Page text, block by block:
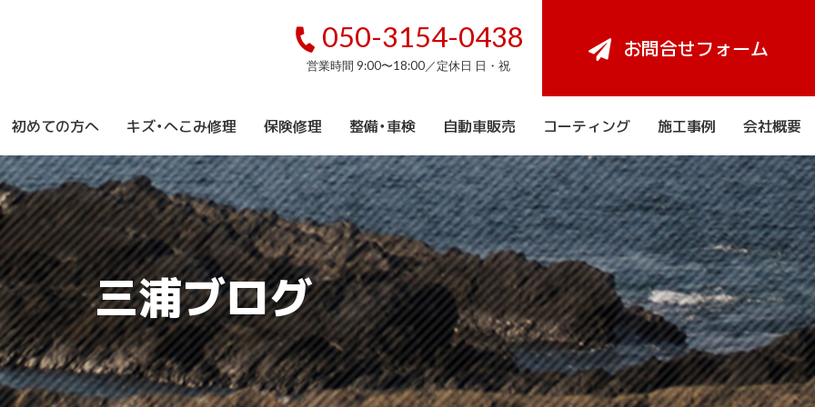
050-3154-0438
営業時間 9:00〜18:00／定休日 日・祝
お問合せフォーム
初めての方へ キズ・へこみ修理 保険修理 整備・車検 自動車販売 コーティング 施工事例 会社概要
三浦ブログ